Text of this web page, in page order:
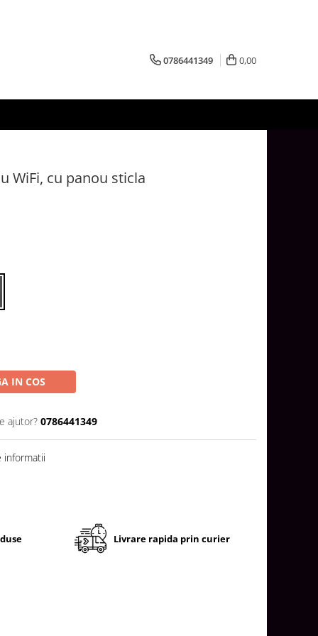
0786441349 0,00
WiFi, cu panou sticla
IN COS
ajutor? 0786441349
informatii
Livrare rapida prin curier